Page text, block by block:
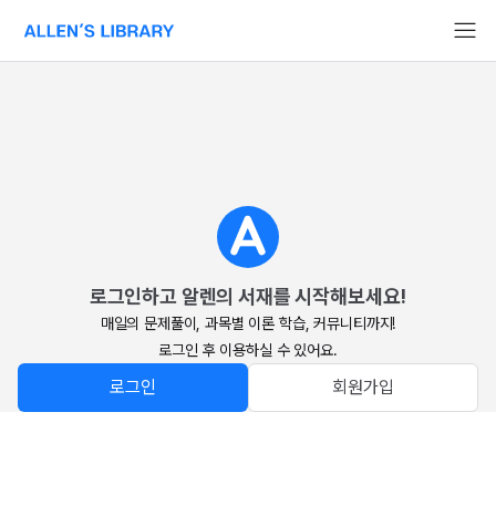
알렌의 서재 홈페이지로 이동
로그인하고 알렌의 서재를 시작해보세요!
매일의 문제풀이, 과목별 이론 학습, 커뮤니티까지!
로그인 후 이용하실 수 있어요.
로그인 회원가입